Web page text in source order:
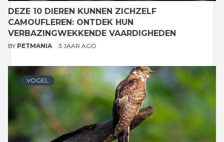
DEZE 10 DIEREN KUNNEN ZICHZELF
CAMOUFLEREN: ONTDEK HUN
VERBAZINGWEKKENDE VAARDIGHEDEN
BY PETMANIA 3 JAAR AGO
VOGEL